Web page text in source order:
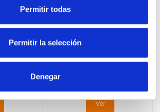
Permitir todas
Permitir la selección
Denegar
LEGRAND
4x2P+TT lateral blanco
Ver